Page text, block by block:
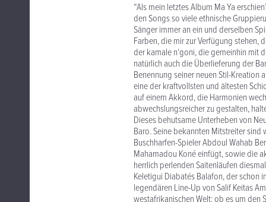
“Als mein letztes Album Ma Ya
den Songs so viele ethnische
Sänger immer an ein und derselben
Farben, die mir zur Verfügung stehen,
der kamale n‘goni, die gemeinhin mit
natürlich auch die Überlieferung der
Benennung seiner neuen Stil-Kreation
eine der kraftvollsten und ältesten
auf einem Akkord, die Harmonien
abwechslungsreicher zu gestalten,
Dieses behutsame Unterheben von
Baro. Seine bekannten Mitstreiter
Buschharfen-Spieler Abdoul Wahab
Mahamadou Koné einfügt, sowie die
herrlich perlenden Saitenläufen
Keletigui Diabatés Balafon, der schon
legendären Line-Up von Salif Keitas
westafrikanischen Welt: ob es um den